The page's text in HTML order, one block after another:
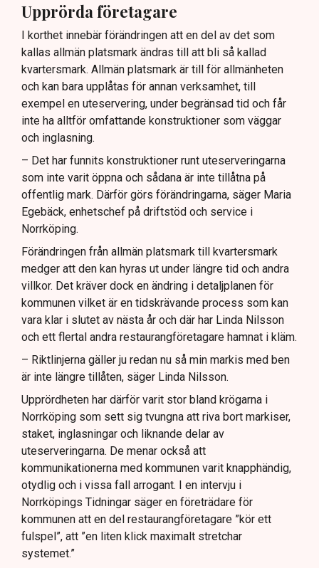
Upprörda företagare
I korthet innebär förändringen att en del av det som
kallas allmän platsmark ändras till att bli så kallad
kvartersmark. Allmän platsmark är till för allmänheten
och kan bara upplåtas för annan verksamhet, till
exempel en uteservering, under begränsad tid och får
inte ha alltför omfattande konstruktioner som väggar
och inglasning.
– Det har funnits konstruktioner runt uteserveringarna
som inte varit öppna och sådana är inte tillåtna på
offentlig mark. Därför görs förändringarna, säger Maria
Egebäck, enhetschef på driftstöd och service i
Norrköping.
Förändringen från allmän platsmark till kvartersmark
medger att den kan hyras ut under längre tid och andra
villkor. Det kräver dock en ändring i detaljplanen för
kommunen vilket är en tidskrävande process som kan
vara klar i slutet av nästa år och där har Linda Nilsson
och ett flertal andra restaurangföretagare hamnat i kläm.
– Riktlinjerna gäller ju redan nu så min markis med ben
är inte längre tillåten, säger Linda Nilsson.
Upprördheten har därför varit stor bland krögarna i
Norrköping som sett sig tvungna att riva bort markiser,
staket, inglasningar och liknande delar av
uteserveringarna. De menar också att
kommunikationerna med kommunen varit knapphändig,
otydlig och i vissa fall arrogant. I en intervju i
Norrköpings Tidningar säger en företrädare för
kommunen att en del restaurangföretagare ”kör ett
fulspel”, att ”en liten klick maximalt stretchar
systemet.”